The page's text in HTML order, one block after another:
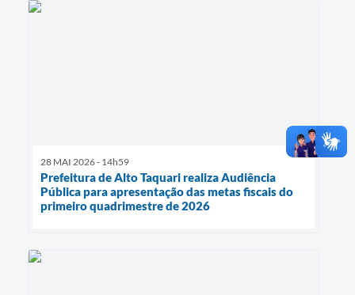
28 MAI 2026 - 14h59
Prefeitura de Alto Taquari realiza Audiência
Pública para apresentação das metas fiscais do
primeiro quadrimestre de 2026